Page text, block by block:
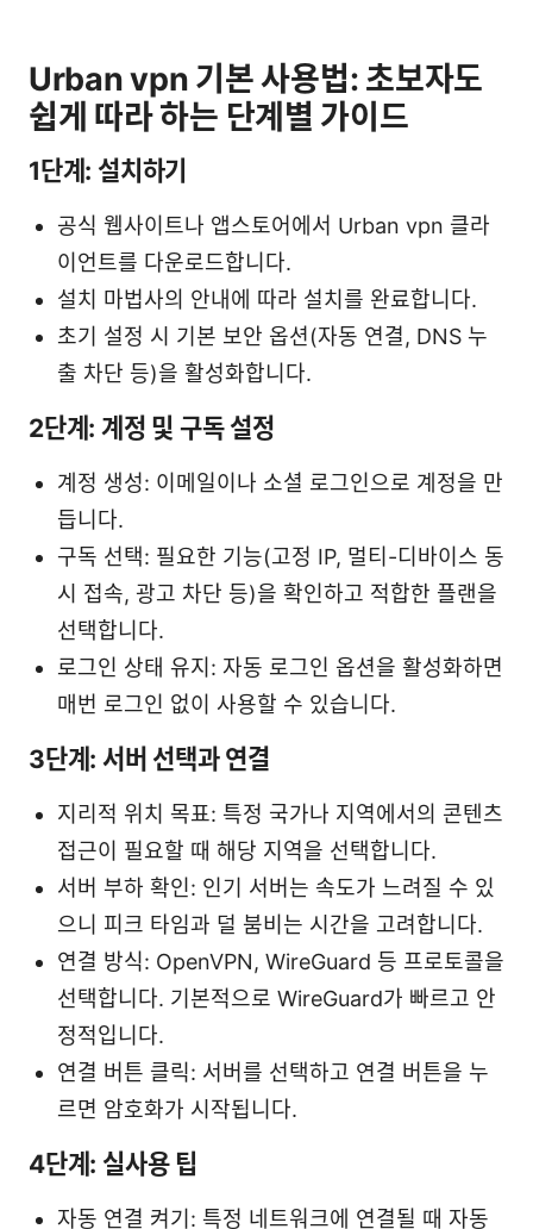
Urban vpn 기본 사용법: 초보자도
쉽게 따라 하는 단계별 가이드
1단계: 설치하기
공식 웹사이트나 앱스토어에서 Urban vpn 클라
이언트를 다운로드합니다.
설치 마법사의 안내에 따라 설치를 완료합니다.
초기 설정 시 기본 보안 옵션(자동 연결, DNS 누
출 차단 등)을 활성화합니다.
2단계: 계정 및 구독 설정
계정 생성: 이메일이나 소셜 로그인으로 계정을 만
듭니다.
구독 선택: 필요한 기능(고정 IP, 멀티-디바이스 동
시 접속, 광고 차단 등)을 확인하고 적합한 플랜을
선택합니다.
로그인 상태 유지: 자동 로그인 옵션을 활성화하면
매번 로그인 없이 사용할 수 있습니다.
3단계: 서버 선택과 연결
지리적 위치 목표: 특정 국가나 지역에서의 콘텐츠
접근이 필요할 때 해당 지역을 선택합니다.
서버 부하 확인: 인기 서버는 속도가 느려질 수 있
으니 피크 타임과 덜 붐비는 시간을 고려합니다.
연결 방식: OpenVPN, WireGuard 등 프로토콜을
선택합니다. 기본적으로 WireGuard가 빠르고 안
정적입니다.
연결 버튼 클릭: 서버를 선택하고 연결 버튼을 누
르면 암호화가 시작됩니다.
4단계: 실사용 팁
자동 연결 켜기: 특정 네트워크에 연결될 때 자동